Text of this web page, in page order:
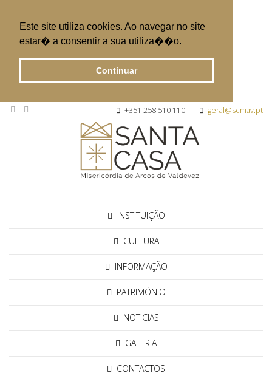
Este site utiliza cookies. Ao navegar no site
estar� a consentir a sua utiliza��o.
Continuar
+351 258 510 110 geral@scmav.pt
INSTITUIÇÃO
CULTURA
INFORMAÇÃO
PATRIMÓNIO
NOTICIAS
GALERIA
CONTACTOS